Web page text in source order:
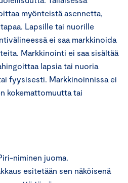
myönteistä asennetta,
Lapsille tai nuorille
ei saa markkinoida
Markkinointi ei saa sisältää
lapsia tai nuoria
fyysisesti. Markkinoinnissa ei
kokemattomuutta tai
niminen juoma.
esitetään sen näköisenä